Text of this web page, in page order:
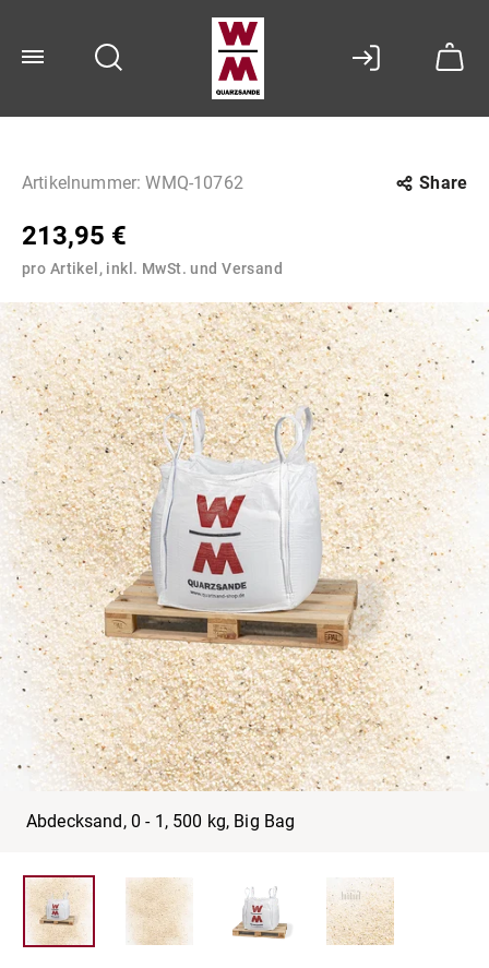
Artikelnummer: WMQ-10762 Share
213,95 €
pro Artikel, inkl. MwSt. und Versand
Abdecksand, 0 - 1, 500 kg, Big Bag